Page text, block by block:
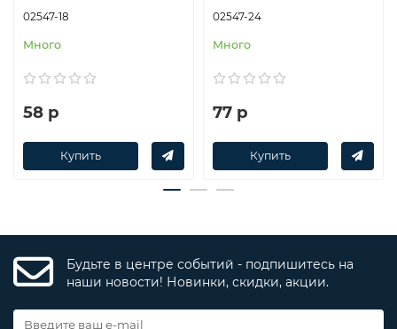
02547-18
Много
58 р
Купить
02547-24
Много
77 р
Купить
Будьте в центре событий - подпишитесь на
наши новости! Новинки, скидки, акции.